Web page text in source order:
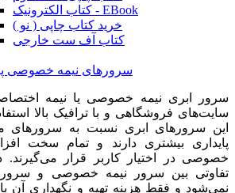
کتاب الکترونیک - EBook
خرید کتاب چاپی ( نو )
کتاب آف ست خارجی
سرورهای نیمه خصوصی
سرور ابری نیمه خصوصی یا نیمه
سایت‌های فروشگاهی و با ترافیک بالا
این سرورهای ابری نسبت به سرورهای
پایداری بیشتری دارند و تمام سخت
خصوصی در اختیار کاربر قرار می‌گیرند.
تفاوتی بین سرور نیمه خصوصی و
نمی‌شود و فقط هزینه تهیه و نگهداری آن